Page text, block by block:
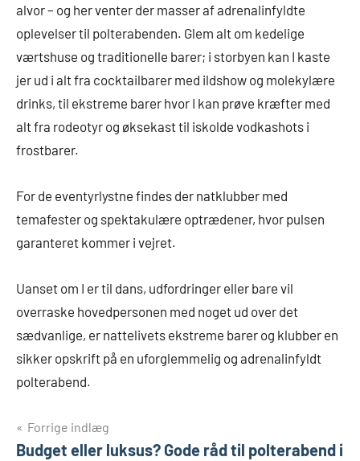
alvor – og her venter der masser af adrenalinfyldte
oplevelser til polterabenden. Glem alt om kedelige
værtshuse og traditionelle barer; i storbyen kan I kaste
jer ud i alt fra cocktailbarer med ildshow og molekylære
drinks, til ekstreme barer hvor I kan prøve kræfter med
alt fra rodeotyr og øksekast til iskolde vodkashots i
frostbarer.
For de eventyrlystne findes der natklubber med
temafester og spektakulære optrædener, hvor pulsen
garanteret kommer i vejret.
Uanset om I er til dans, udfordringer eller bare vil
overraske hovedpersonen med noget ud over det
sædvanlige, er nattelivets ekstreme barer og klubber en
sikker opskrift på en uforglemmelig og adrenalinfyldt
polterabend.
Indlægsnavigation
Forrige indlæg
Budget eller luksus? Gode råd til polterabend i